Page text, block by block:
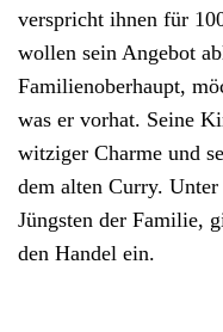
verspricht ihnen für
wollen sein Angebot
Familienoberhaupt,
was er vorhat. Seine
witziger Charme und
dem alten Curry.
Jüngsten der Familie,
den Handel ein.